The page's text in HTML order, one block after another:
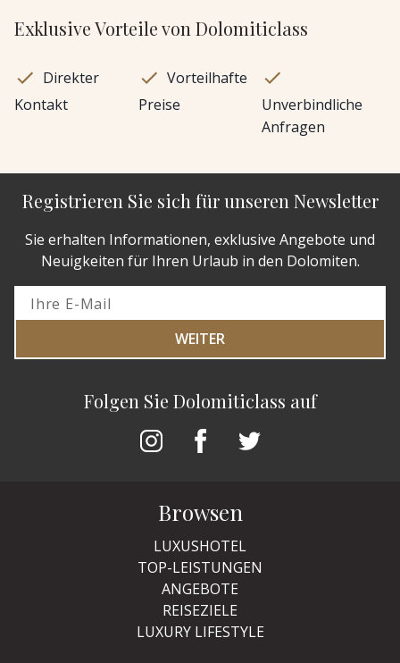
Exklusive Vorteile von Dolomiticlass
Direkter
Kontakt
Vorteilhafte
Preise
Unverbindliche
Anfragen
Folgen Sie Dolomiticlass auf
Registrieren Sie sich für unseren Newsletter
Sie erhalten Informationen, exklusive Angebote und
Neuigkeiten für Ihren Urlaub in den Dolomiten.
WEITER
Browsen
LUXUSHOTEL
TOP-LEISTUNGEN
ANGEBOTE
REISEZIELE
LUXURY LIFESTYLE